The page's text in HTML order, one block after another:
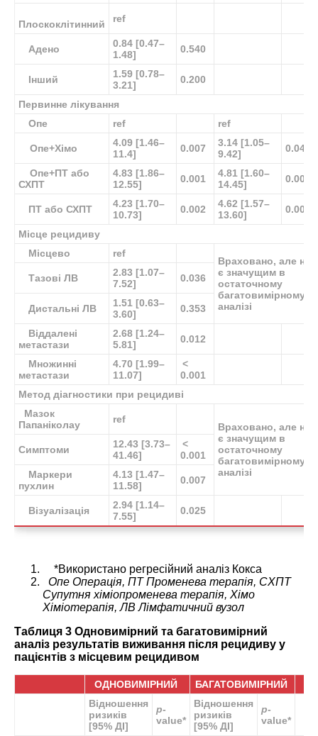
Плоскоклітинний ref
Адено
0.84 [0.47–
1.48]
0.540
Інший
1.59 [0.78–
3.21]
0.200
Первинне лікування
Опе
ref ref
Опе+Хімо
4.09 [1.46–
11.4]
0.007
3.14 [1.05–
9.42]
0.041
Опе+ПТ або
СХПТ
4.83 [1.86–
12.55]
0.001
4.81 [1.60–
14.45]
0.005
ПТ або СХПТ
4.23 [1.70–
10.73]
0.002
4.62 [1.57–
13.60]
0.005
Місце рецидиву
Місцево
ref
Враховано, але не
є значущим в
остаточному
багатовимірному
аналізі
Тазові ЛВ
2.83 [1.07–
7.52]
0.036
Дистальні ЛВ
1.51 [0.63–
3.60]
0.353
Віддалені
метастази
2.68 [1.24–
5.81]
0.012
Множинні
метастази
4.70 [1.99–
11.07]
<
0.001
Метод діагностики при рецидиві
Мазок
Папаніколау
ref
Враховано, але не
є значущим в
остаточному
багатовимірному
аналізі
Симптоми
12.43 [3.73–
41.46]
<
0.001
Маркери
пухлин
4.13 [1.47–
11.58]
0.007
Візуалізація
2.94 [1.14–
7.55]
0.025
*Використано регресійний аналіз Кокса
Опе Операція, ПТ Променева терапія, СХПТ
Супутня хіміопроменева терапія, Хімо
Хіміотерапія, ЛВ Лімфатичний вузол
Таблиця 3 Одновимірний та багатовимірний
аналіз результатів виживання після рецидиву у
пацієнтів з місцевим рецидивом
ОДНОВИМІРНИЙ
БАГАТОВИМІРНИЙ
Відношення
ризиків
[95% ДІ]
p-
value*
Відношення
ризиків
[95% ДІ]
p-
value*